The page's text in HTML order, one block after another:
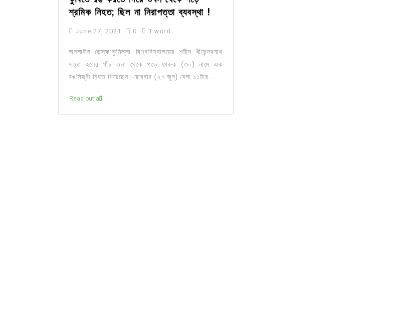
শ্রমিক নিহত; ছিল না নিরাপত্তা ব্যবস্থা !
June 27, 2021 0 1 word
অনলাইন ডেস্ক:কুমিল্লা বিশ্ববিদ্যালয়ের শহীদ ধীরেন্দ্রনাথ
দত্ত হলের পাঁচ তলা থেকে পড়ে ফারুক (৩০) নামে এক
রঙমিস্ত্রী নিহত গিয়েছেন।রোববার (২৭ জুন) বেলা ১১টার...
Read out all